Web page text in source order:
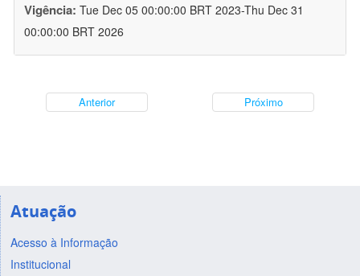
Vigência: Tue Dec 05 00:00:00 BRT 2023-Thu Dec 31
00:00:00 BRT 2026
Anterior Próximo
Atuação
Acesso à Informação
Institucional